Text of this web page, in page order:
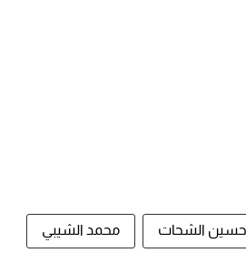
حسين الشحات محمد الشيبي